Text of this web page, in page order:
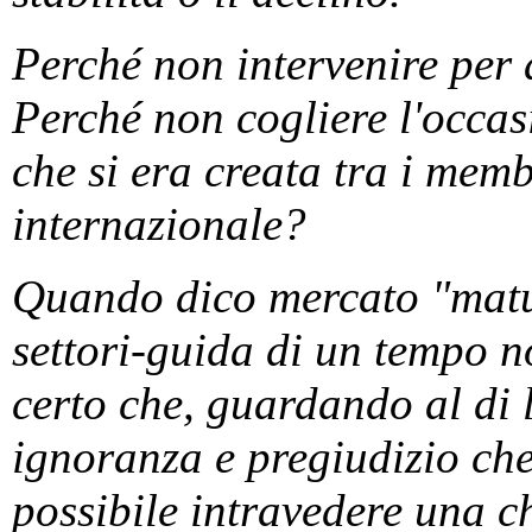
Perché non intervenire
Perché non cogliere
che si era creata tra i
internazionale?
Quando dico mercato
settori-guida di un tempo
certo che, guardando al di
ignoranza e pregiudizio
possibile intravedere una